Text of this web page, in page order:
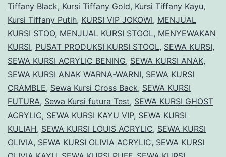
Bandung
Tiffany Black, Kursi Tiffany Gold, Kursi Tiffany Kayu,
Kursi Tiffany Putih, KURSI VIP JOKOWI, MENJUAL
KURSI STOO, MENJUAL KURSI STOOL, MENYEWAKAN
KURSI, PUSAT PRODUKSI KURSI STOOL, SEWA KURSI,
SEWA KURSI ACRYLIC BENING, SEWA KURSI ANAK,
SEWA KURSI ANAK WARNA-WARNI, SEWA KURSI
CRAMBLE, Sewa Kursi Cross Back, SEWA KURSI
FUTURA, Sewa Kursi futura Test, SEWA KURSI GHOST
ACRYLIC, SEWA KURSI KAYU VIP, SEWA KURSI
KULIAH, SEWA KURSI LOUIS ACRYLIC, SEWA KURSI
OLIVIA, SEWA KURSI OLIVIA ACRYLIC, SEWA KURSI